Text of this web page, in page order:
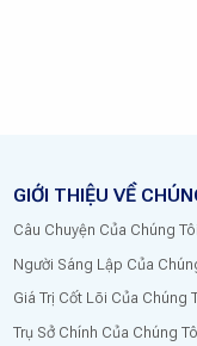
GIỚI THIỆU VỀ
Câu Chuyện Của Chúng Tôi
Người Sáng Lập Của
Giá Trị Cốt Lõi Của Chúng
Trụ Sở Chính Của Chúng